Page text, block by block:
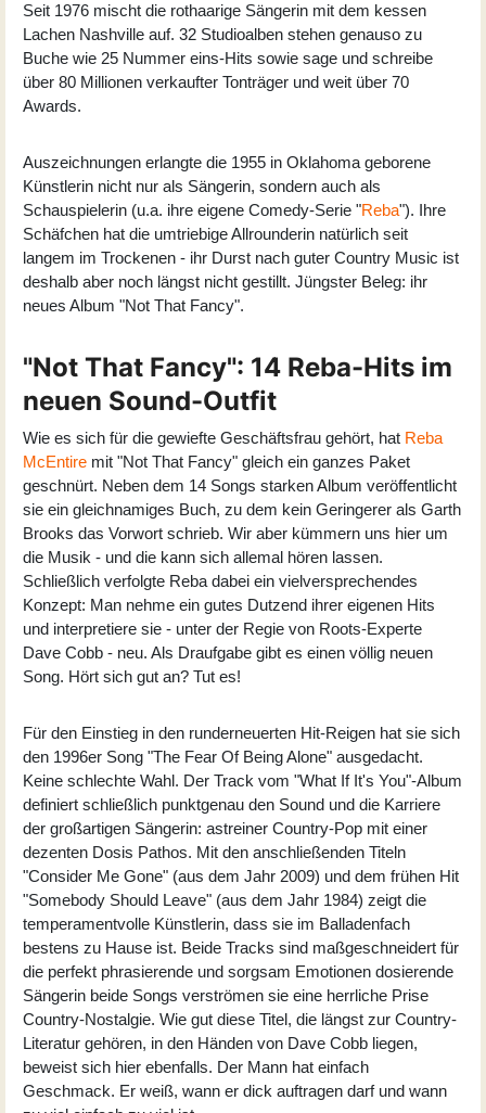
Seit 1976 mischt die rothaarige Sängerin mit dem kessen
Lachen Nashville auf. 32 Studioalben stehen genauso zu
Buche wie 25 Nummer eins-Hits sowie sage und schreibe
über 80 Millionen verkaufter Tonträger und weit über 70
Awards.
Auszeichnungen erlangte die 1955 in Oklahoma geborene
Künstlerin nicht nur als Sängerin, sondern auch als
Schauspielerin (u.a. ihre eigene Comedy-Serie "Reba"). Ihre
Schäfchen hat die umtriebige Allrounderin natürlich seit
langem im Trockenen - ihr Durst nach guter Country Music ist
deshalb aber noch längst nicht gestillt. Jüngster Beleg: ihr
neues Album "Not That Fancy".
"Not That Fancy": 14 Reba-Hits im
neuen Sound-Outfit
Wie es sich für die gewiefte Geschäftsfrau gehört, hat Reba
McEntire mit "Not That Fancy" gleich ein ganzes Paket
geschnürt. Neben dem 14 Songs starken Album veröffentlicht
sie ein gleichnamiges Buch, zu dem kein Geringerer als Garth
Brooks das Vorwort schrieb. Wir aber kümmern uns hier um
die Musik - und die kann sich allemal hören lassen.
Schließlich verfolgte Reba dabei ein vielversprechendes
Konzept: Man nehme ein gutes Dutzend ihrer eigenen Hits
und interpretiere sie - unter der Regie von Roots-Experte
Dave Cobb - neu. Als Draufgabe gibt es einen völlig neuen
Song. Hört sich gut an? Tut es!
Für den Einstieg in den runderneuerten Hit-Reigen hat sie sich
den 1996er Song "The Fear Of Being Alone" ausgedacht.
Keine schlechte Wahl. Der Track vom "What If It's You"-Album
definiert schließlich punktgenau den Sound und die Karriere
der großartigen Sängerin: astreiner Country-Pop mit einer
dezenten Dosis Pathos. Mit den anschließenden Titeln
"Consider Me Gone" (aus dem Jahr 2009) und dem frühen Hit
"Somebody Should Leave" (aus dem Jahr 1984) zeigt die
temperamentvolle Künstlerin, dass sie im Balladenfach
bestens zu Hause ist. Beide Tracks sind maßgeschneidert für
die perfekt phrasierende und sorgsam Emotionen dosierende
Sängerin beide Songs verströmen sie eine herrliche Prise
Country-Nostalgie. Wie gut diese Titel, die längst zur Country-
Literatur gehören, in den Händen von Dave Cobb liegen,
beweist sich hier ebenfalls. Der Mann hat einfach
Geschmack. Er weiß, wann er dick auftragen darf und wann